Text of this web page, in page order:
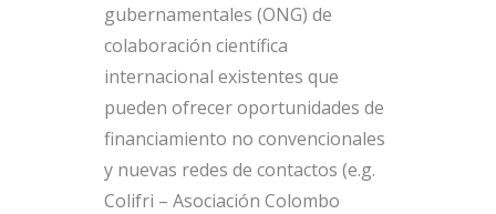
gubernamentales (ONG) de
colaboración científica
internacional existentes que
pueden ofrecer oportunidades de
financiamiento no convencionales
y nuevas redes de contactos (e.g.
Colifri – Asociación Colombo